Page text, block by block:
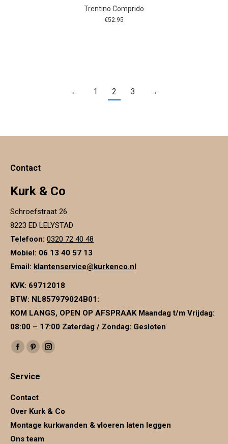
Trentino Comprido
€52.95
← 1 2 3 →
Contact
Kurk & Co
Schroefstraat 26
8223 ED LELYSTAD
Telefoon: 0320 72 40 48
Mobiel: 06 13 40 57 13
Email: klantenservice@kurkenco.nl
KVK: 69712018
BTW: NL857979024B01 :
KOM LANGS, OPEN OP AFSPRAAK Maandag t/m Vrijdag:
08:00 – 17:00 Zaterdag / Zondag: Gesloten
Vind ons op:
Facebook
opens
Pinterest
opens
Instagram
Service
Contact
Over Kurk & Co
Montage kurkwanden & vloeren laten leggen
Ons team